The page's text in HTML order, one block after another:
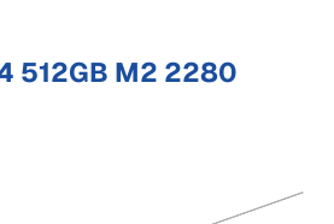
512GB M2 2280